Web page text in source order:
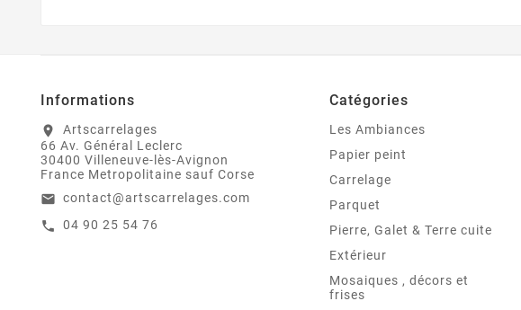
Informations
location_on
Artscarrelages
66 Av. Général Leclerc
30400 Villeneuve-lès-Avignon
France Metropolitaine sauf Corse
email contact@artscarrelages.com
call 04 90 25 54 76
Catégories
Les Ambiances
Papier peint
Carrelage
Parquet
Pierre, Galet & Terre cuite
Extérieur
Mosaiques , décors et
frises